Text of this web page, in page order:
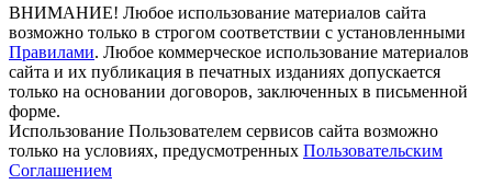
ВНИМАНИЕ! Любое использование материалов сайта
возможно только в строгом соответствии с установленными
Правилами. Любое коммерческое использование материалов
сайта и их публикация в печатных изданиях допускается
только на основании договоров, заключенных в письменной
форме.
Использование Пользователем сервисов сайта возможно
только на условиях, предусмотренных Пользовательским
Соглашением